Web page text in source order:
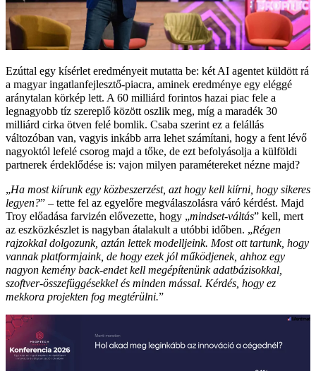
Ezúttal egy kísérlet eredményeit mutatta be: két AI agentet küldött rá
a magyar ingatlanfejlesztő-piacra, aminek eredménye egy eléggé
aránytalan körkép lett. A 60 milliárd forintos hazai piac fele a
legnagyobb tíz szereplő között oszlik meg, míg a maradék 30
milliárd cirka ötven felé bomlik. Csaba szerint ez a felállás
változóban van, vagyis inkább arra lehet számítani, hogy a fent lévő
nagyoktól lefelé csorog majd a tőke, de ezt befolyásolja a külföldi
partnerek érdeklődése is: vajon milyen paramétereket nézne majd?
„Ha most kiírunk egy közbeszerzést, azt hogy kell kiírni, hogy sikeres
legyen?” – tette fel az egyelőre megválaszolásra váró kérdést. Majd
Troy előadása farvizén elővezette, hogy „mindset-váltás” kell, mert
az eszközkészlet is nagyban átalakult a utóbbi időben. „Régen
rajzokkal dolgozunk, aztán lettek modelljeink. Most ott tartunk, hogy
vannak platformjaink, de hogy ezek jól működjenek, ahhoz egy
nagyon kemény back-endet kell megépítenünk adatbázisokkal,
szoftver-összefüggésekkel és minden mással. Kérdés, hogy ez
mekkora projekten fog megtérülni.”